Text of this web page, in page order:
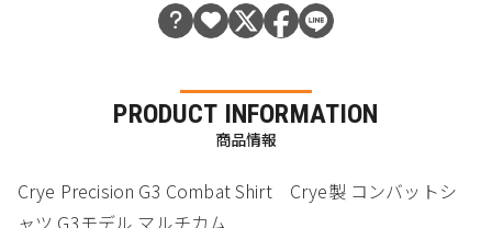
PRODUCT INFORMATION
商品情報
Crye Precision G3 Combat Shirt Crye製 コンバットシ
ャツ G3モデル マルチカム